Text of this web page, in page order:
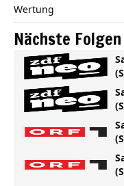
Wertung
Nächste Folgen